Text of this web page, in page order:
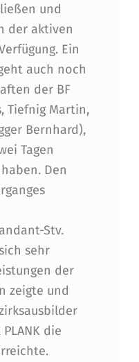
und
der aktiven
Ein
auch noch
der BF
Tiefnig Martin,
Bernhard),
Tagen
Den
Stv.
sehr
der
zeigte und
die